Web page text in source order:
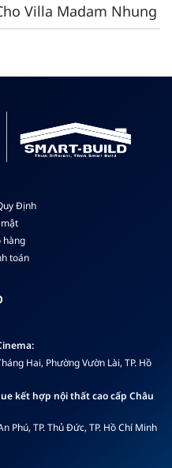
Villa Madam Nhung
Định
hàng
toán
Hai, Phường Vườn Lài, TP. Hồ
kết hợp nội thất cao cấp Châu
Phú, TP. Thủ Đức, TP. Hồ Chí Minh